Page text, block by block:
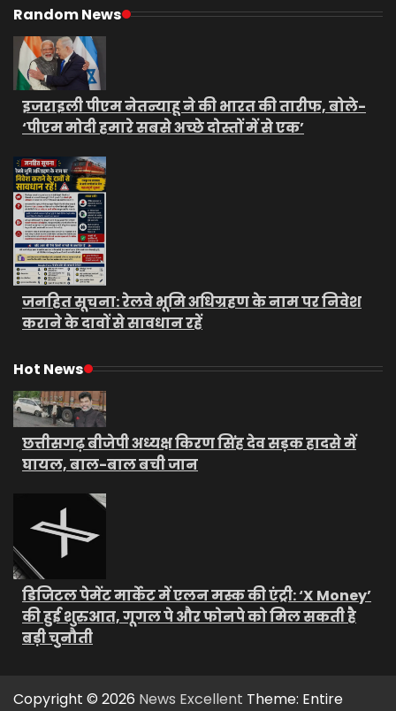
Random News
इजराइली पीएम नेतन्याहू ने की भारत की तारीफ, बोले-
‘पीएम मोदी हमारे सबसे अच्छे दोस्तों में से एक’
जनहित सूचना: रेलवे भूमि अधिग्रहण के नाम पर निवेश
कराने के दावों से सावधान रहें
Hot News
छत्तीसगढ़ बीजेपी अध्यक्ष किरण सिंह देव सड़क हादसे में
घायल, बाल-बाल बची जान
डिजिटल पेमेंट मार्केट में एलन मस्क की एंट्री: ‘X Money’
की हुई शुरुआत, गूगल पे और फोनपे को मिल सकती है
बड़ी चुनौती
Copyright © 2026 News Excellent Theme: Entire